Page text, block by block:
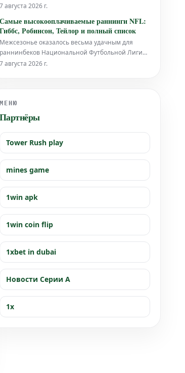
текст:** Новоиспеченный игрок "Филадельфия
игре "Филлис", исполнив первую подачу. Этот
момент стал заметным событием,
подчеркивающим его прибытие в город после
громкого обме
7 августа 2026 г.
Самые высокооплачиваемые раннинги NFL:
Гиббс, Робинсон, Тейлор и полный список
Межсезонье оказалось весьма удачным для
раннинбеков Национальной Футбольной Лиги
(NFL).
7 августа 2026 г.
МЕНЮ
Партнёры
Tower Rush play
mines game
1win apk
1win coin flip
1xbet in dubai
Новости Серии А
1x